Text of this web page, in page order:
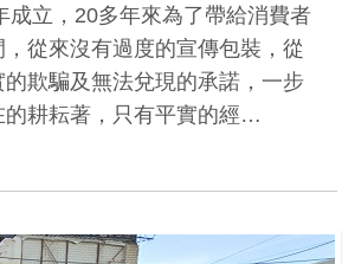
成立，20多年來為了帶給消費者
從來沒有過度的宣傳包裝，從
欺騙及無法兌現的承諾，一步
的耕耘著，只有平實的經…